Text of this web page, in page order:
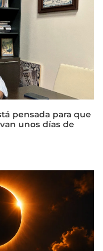
pensada para que
unos días de